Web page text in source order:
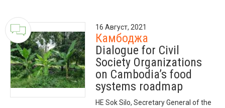
16 Август, 2021
Камбоджа
Dialogue for Civil
Society Organizations
on Cambodia’s food
systems roadmap
HE Sok Silo, Secretary General of the